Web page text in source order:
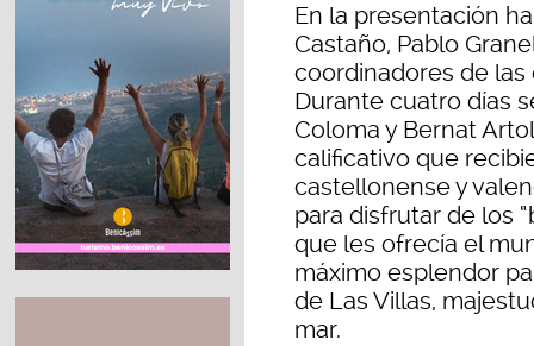
En la presentación
Castaño, Pablo
coordinadores de
Durante cuatro días
Coloma y Bernat
calificativo que
castellonense y
para disfrutar de los
que les ofrecía el
máximo esplendor
de Las Villas,
mar.